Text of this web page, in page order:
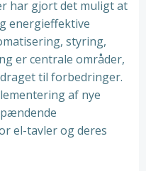
har gjort det muligt at
energieffektive
styring,
er centrale områder,
til forbedringer.
af nye
el-tavler og deres